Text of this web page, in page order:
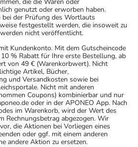
genutzt oder erworben haben.
bei der Prüfung des Wortlauts
festgestellt werden, die insoweit zu
nicht veröffentlicht.
Kundenkonto. Mit dem Gutscheincode
% Rabatt für Ihre erste Bestellung, ab
von 49 € (Warenkorbwert). Nicht
Artikel, Bücher,
und Versandkosten sowie bei
Nicht mit anderen
Coupons) kombinierbar und nur
oder in der APONEO App. Nach
im Warenkorb, wird der Wert des
Rechnungsbetrag abgezogen. Wir
die Aktionen bei Vorliegen eines
oder ggf. mit einem anderen
andere Aktion zu ersetzen.